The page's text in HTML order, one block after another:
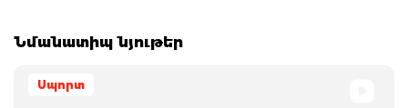
Նմանատիպ նյութեր
Սպորտ